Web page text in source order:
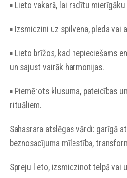
▪︎ Lieto vakarā, lai radītu
▪︎ Izsmidzini uz spilvena, pleda vai
▪︎ Lieto brīžos, kad nepieciešams
un sajust vairāk harmonijas.
▪︎ Piemērots klusuma, pateicības
rituāliem.
Sahasrara atslēgas vārdi: garīgā
beznosacījuma mīlestība,
Spreju lieto, izsmidzinot telpā vai